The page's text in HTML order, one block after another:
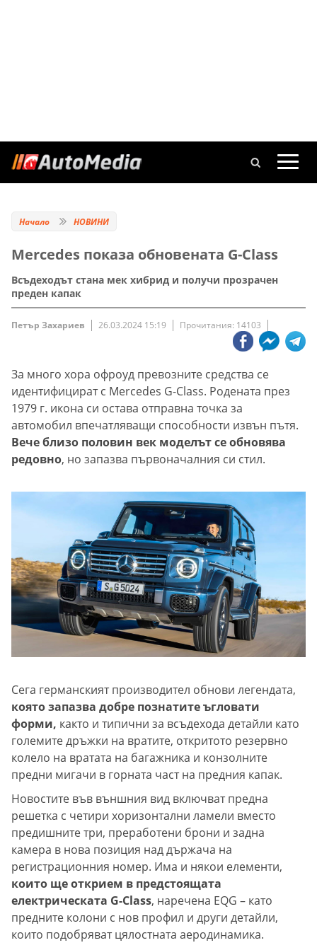
Начало НОВИНИ
Mercedes показа обновената G-Class
Всъдеходът стана мек хибрид и получи прозрачен
преден капак
Петър Захариев 26.03.2024 15:19 Прочитания: 14103
За много хора офроуд превозните средства се
идентифицират с Mercedes G-Class. Родената през
1979 г. икона си остава отправна точка за
автомобил впечатляващи способности извън пътя.
Вече близо половин век моделът се обновява
редовно, но запазва първоначалния си стил.
Сега германският производител обнови легендата,
която запазва добре познатите ъгловати
форми, както и типични за всъдехода детайли като
големите дръжки на вратите, откритото резервно
колело на вратата на багажника и конзолните
предни мигачи в горната част на предния капак.
Новостите във външния вид включват предна
решетка с четири хоризонтални ламели вместо
предишните три, преработени брони и задна
камера в нова позиция над държача на
регистрационния номер. Има и някои елементи,
които ще открием в предстоящата
електрическата G-Class, наречена EQG – като
предните колони с нов профил и други детайли,
които подобряват цялостната аеродинамика.